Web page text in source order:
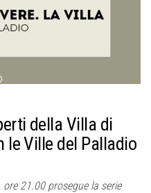
della Villa di
le Ville del Palladio
ore 21.00 prosegue la serie